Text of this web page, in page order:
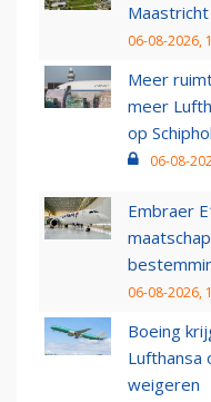
Maastricht
06-08-2026,
Meer
meer
op Schiphol
06-08-
Embraer
06-08-2026,
Boeing
Lufthansa
weigeren